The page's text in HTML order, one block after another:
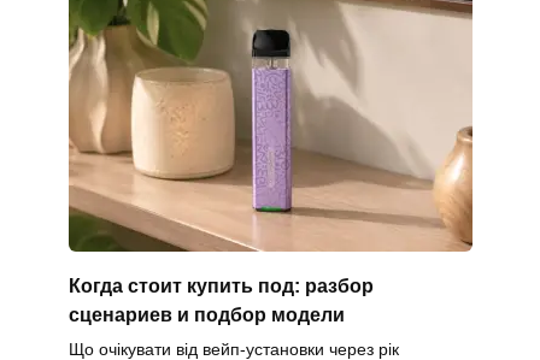
Когда стоит купить под: разбор
сценариев и подбор модели
Що очікувати від вейп-установки через рік